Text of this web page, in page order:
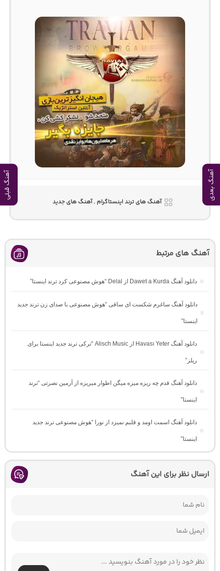
آهنگ بعدی آهنگ قبلی
آهنگ های ترند اینستاگرام , آهنگ های جدید
آهنگ های مرتبط
دانلود آهنگ Dawet a Kurda از Delal “هوش مصنوعی کرد ترند اینستا”
دانلود آهنگ ساغرم شکست ای ساقی “هوش مصنوعی با صدای زن ترند جدید
اینستا”
دانلود آهنگ Havası Yeter از Alisch Music “ترکی ترند جدید اینستا برای
ریلز”
دانلود آهنگ ﻗﺪم ﭼﻪ رﻳﺰه ﻣﻴﺰه ﻣﻴﮕﻦ اﻃﻮار ﻣﻴﺮﻳﺰه از آرمین نصرتی “ترند
اینستا”
دانلود آهنگ اسمت اومد و قلبم نمیزد از نورا “هوش مصنوعی ترند جدید
اینستا”
ارسال نظر برای این آهنگ